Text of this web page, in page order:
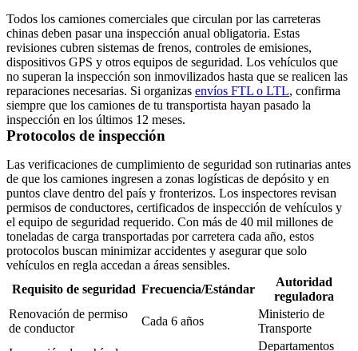
Todos los camiones comerciales que circulan por las carreteras
chinas deben pasar una inspección anual obligatoria. Estas
revisiones cubren sistemas de frenos, controles de emisiones,
dispositivos GPS y otros equipos de seguridad. Los vehículos que
no superan la inspección son inmovilizados hasta que se realicen las
reparaciones necesarias. Si organizas envíos FTL o LTL, confirma
siempre que los camiones de tu transportista hayan pasado la
inspección en los últimos 12 meses.
Protocolos de inspección
Las verificaciones de cumplimiento de seguridad son rutinarias antes
de que los camiones ingresen a zonas logísticas de depósito y en
puntos clave dentro del país y fronterizos. Los inspectores revisan
permisos de conductores, certificados de inspección de vehículos y
el equipo de seguridad requerido. Con más de 40 mil millones de
toneladas de carga transportadas por carretera cada año, estos
protocolos buscan minimizar accidentes y asegurar que solo
vehículos en regla accedan a áreas sensibles.
Requisito de seguridad Frecuencia/Estándar
Autoridad
reguladora
Renovación de permiso
de conductor
Cada 6 años
Ministerio de
Transporte
Departamentos